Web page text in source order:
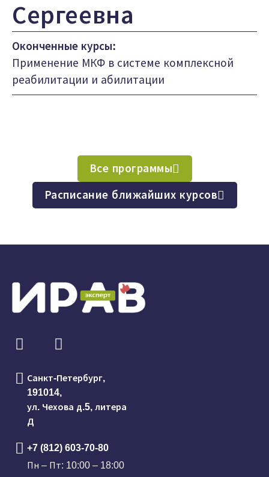
Сергеевна
Оконченные курсы:
Применение МКФ в системе комплексной
реабилитации и абилитации
Все программы
Расписание ближайших курсов
Санкт-Петербург,
191014,
ул. Чехова д.5, литера
Д
+7 (812) 603-70-80
Пн – Пт: 10:00 – 18:00